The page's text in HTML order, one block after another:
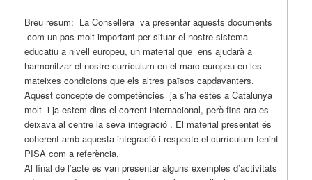
Breu resum: La Consellera va presentar aquests documents
com un pas molt important per situar el nostre sistema
educatiu a nivell europeu, un material que ens ajudarà a
harmonitzar el nostre currículum en el marc europeu en les
mateixes condicions que els altres països capdavanters.
Aquest concepte de competències ja s’ha estès a Catalunya
molt i ja estem dins el corrent internacional, però fins ara es
deixava al centre la seva integració . El material presentat és
coherent amb aquesta integració i respecte el currículum tenint
PISA com a referència.
Al final de l’acte es van presentar alguns exemples d’activitats